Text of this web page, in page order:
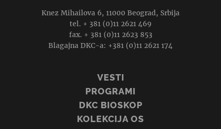
Knez Mihailova 6, 11000 Beograd, Srbija
tel. + 381 (0)11 2621 469
fax. + 381 (0)11 2623 853
Blagajna DKC-a: +381 (0)11 2621 174
VESTI
PROGRAMI
DKC BIOSKOP
KOLEKCIJA OS